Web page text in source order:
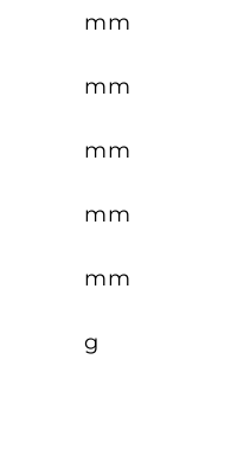
mm
mm
mm
mm
mm
g